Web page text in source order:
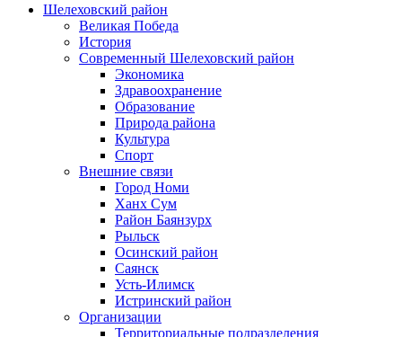
Шелеховский район
Великая Победа
История
Современный Шелеховский район
Экономика
Здравоохранение
Образование
Природа района
Культура
Спорт
Внешние связи
Город Номи
Ханх Сум
Район Баянзурх
Рыльск
Осинский район
Саянск
Усть-Илимск
Истринский район
Организации
Территориальные подразделения